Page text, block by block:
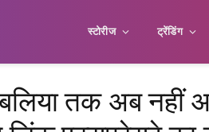
स्टोरीज ट्रेंडिंग
तक अब नहीं